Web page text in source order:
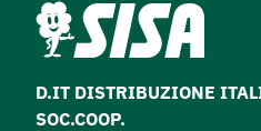
D.IT DISTRIBUZIONE
SOC.COOP.